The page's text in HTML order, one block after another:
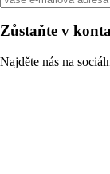
Zůstaňte v
Najděte nás na